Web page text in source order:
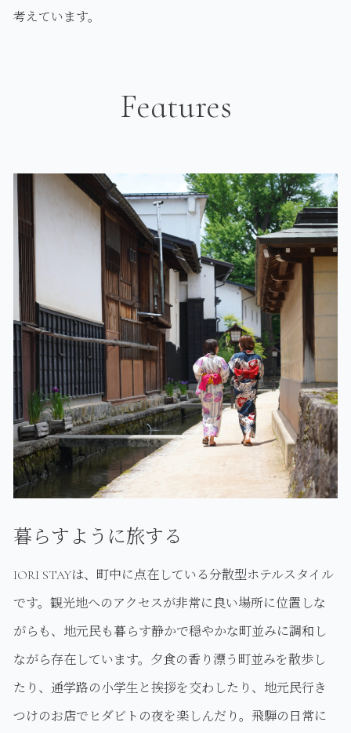
考えています。
Features
暮らすように旅する
IORI STAYは、町中に点在している分散型ホテルスタイル
です。観光地へのアクセスが非常に良い場所に位置しな
がらも、地元民も暮らす静かで穏やかな町並みに調和し
ながら存在しています。夕食の香り漂う町並みを散歩し
たり、通学路の小学生と挨拶を交わしたり、地元民行き
つけのお店でヒダビトの夜を楽しんだり。飛騨の日常に